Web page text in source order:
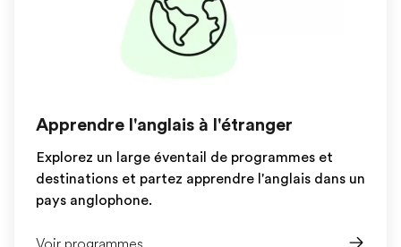
Apprendre l'anglais à l'étranger
Explorez un large éventail de programmes et
destinations et partez apprendre l'anglais dans un
pays anglophone.